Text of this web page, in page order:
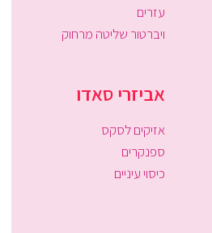
עזרים
ויברטור שליטה מרחוק
אביזרי סאדו
אזיקים לסקס
ספנקרים
כיסוי עיניים